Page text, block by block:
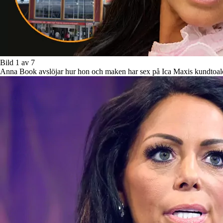
Bild 1 av 7
Anna Book avslöjar hur hon och maken har sex på Ica Maxis